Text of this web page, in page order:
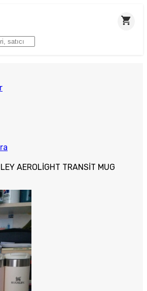
AEROLİGHT TRANSİT MUG